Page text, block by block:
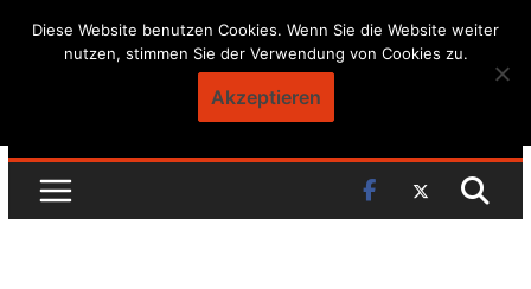
SkipDiese Website benutzen Cookies. Wenn Sie die Website weiter
nutzen, stimmen Sie der Verwendung von Cookies zu.
Akzeptieren